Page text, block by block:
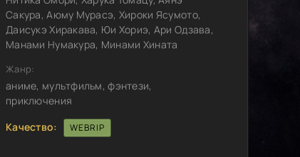
Сакура, Аюму Мурасэ, Хироки Ясумото,
Даисукэ Хиракава, Юи Хориэ, Ари Одзава,
Манами Нумакура, Минами Хината
Жанр:
аниме, мультфильм, фэнтези,
приключения
Качество:
WEBRIP